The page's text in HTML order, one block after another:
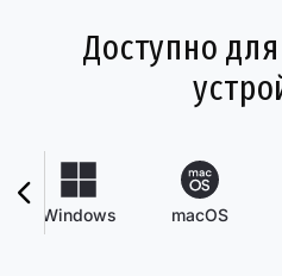
Доступно
Windows macOS